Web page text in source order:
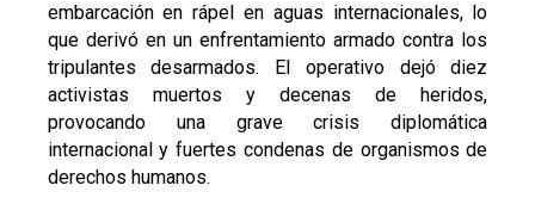
embarcación en rápel en aguas internacionales, lo
que derivó en un enfrentamiento armado contra los
tripulantes desarmados. El operativo dejó diez
activistas muertos y decenas de heridos,
provocando una grave crisis diplomática
internacional y fuertes condenas de organismos de
derechos humanos.